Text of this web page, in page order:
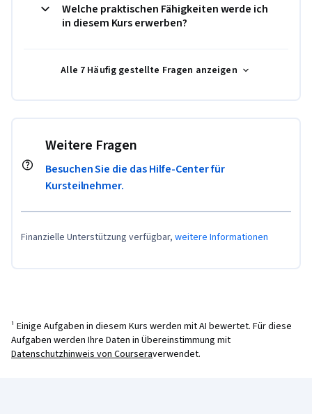
Welche praktischen Fähigkeiten werde ich
in diesem Kurs erwerben?
Alle 7 Häufig gestellte Fragen anzeigen
Weitere Fragen
Besuchen Sie die das Hilfe-Center für
Kursteilnehmer.
Finanzielle Unterstützung verfügbar, weitere Informationen
¹ Einige Aufgaben in diesem Kurs werden mit AI bewertet. Für diese
Aufgaben werden Ihre Daten in Übereinstimmung mit
Datenschutzhinweis von Courseraverwendet.